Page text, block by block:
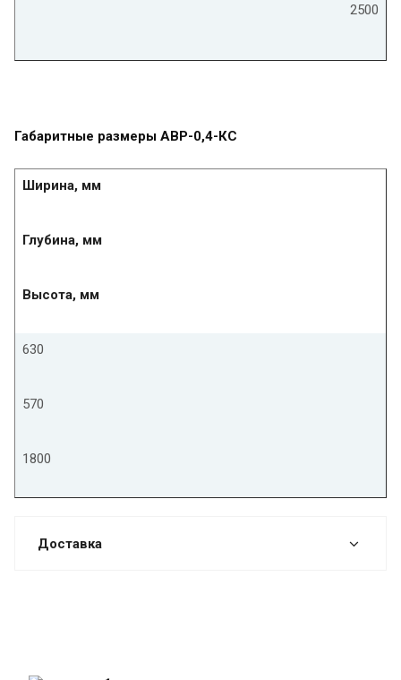
2500
Габаритные размеры АВР-0,4-КС
Ширина, мм
Глубина, мм
Высота, мм
630
570
1800
Доставка